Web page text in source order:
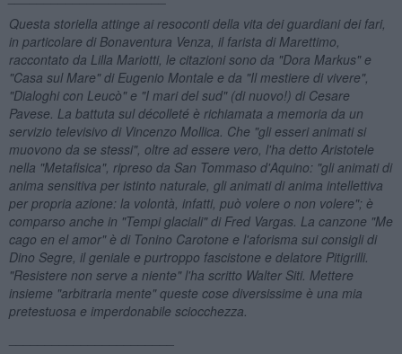
Questa storiella attinge ai resoconti della vita dei guardiani dei fari,
in particolare di Bonaventura Venza, il farista di Marettimo,
raccontato da Lilla Mariotti, le citazioni sono da "Dora Markus" e
"Casa sul Mare" di Eugenio Montale e da "Il mestiere di vivere",
"Dialoghi con Leucò" e "I mari del sud" (di nuovo!) di Cesare
Pavese. La battuta sul décolleté è richiamata a memoria da un
servizio televisivo di Vincenzo Mollica. Che "gli esseri animati si
muovono da se stessi", oltre ad essere vero, l'ha detto Aristotele
nella "Metafisica", ripreso da San Tommaso d'Aquino: "gli animati di
anima sensitiva per istinto naturale, gli animati di anima intellettiva
per propria azione: la volontà, infatti, può volere o non volere"; è
comparso anche in "Tempi glaciali" di Fred Vargas. La canzone "Me
cago en el amor" è di Tonino Carotone e l'aforisma sui consigli di
Dino Segre, il geniale e purtroppo fascistone e delatore Pitigrilli.
"Resistere non serve a niente" l'ha scritto Walter Siti. Mettere
insieme "arbitraria mente" queste cose diversissime è una mia
pretestuosa e imperdonabile sciocchezza.